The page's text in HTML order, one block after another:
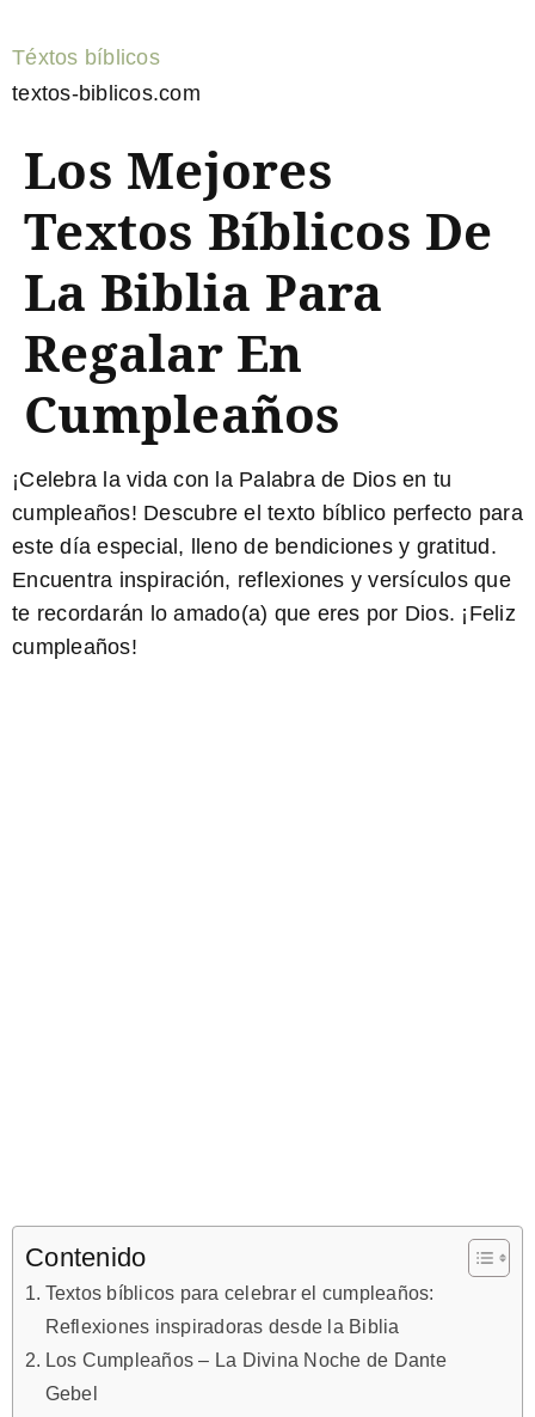
Téxtos bíblicos
textos-biblicos.com
Los Mejores
Textos Bíblicos De
La Biblia Para
Regalar En
Cumpleaños
¡Celebra la vida con la Palabra de Dios en tu
cumpleaños! Descubre el texto bíblico perfecto para
este día especial, lleno de bendiciones y gratitud.
Encuentra inspiración, reflexiones y versículos que
te recordarán lo amado(a) que eres por Dios. ¡Feliz
cumpleaños!
Contenido
Textos bíblicos para celebrar el cumpleaños:
Reflexiones inspiradoras desde la Biblia
Los Cumpleaños – La Divina Noche de Dante
Gebel